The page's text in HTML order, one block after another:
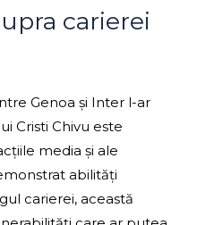
carierei
Genoa și Inter l-ar
Cristi Chivu este
media și ale
abilități
carierei, această